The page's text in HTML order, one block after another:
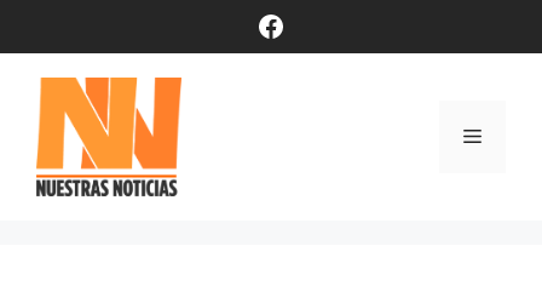
contenido
Facebook
Menú